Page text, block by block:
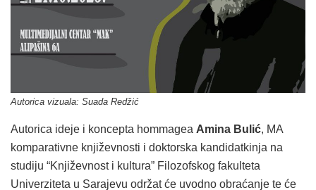
Autorica vizuala: Suada Redžić
Autorica ideje i koncepta hommagea Amina Bulić, MA
komparativne književnosti i doktorska kandidatkinja na
studiju “Književnost i kultura” Filozofskog fakulteta
Univerziteta u Sarajevu održat će uvodno obraćanje te će